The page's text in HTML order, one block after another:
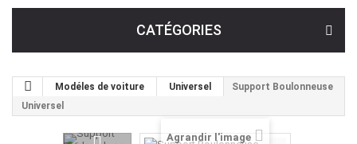
CATÉGORIES
Modéles de voiture Universel
Support Boulonneuse
Universel
Agrandir l'image